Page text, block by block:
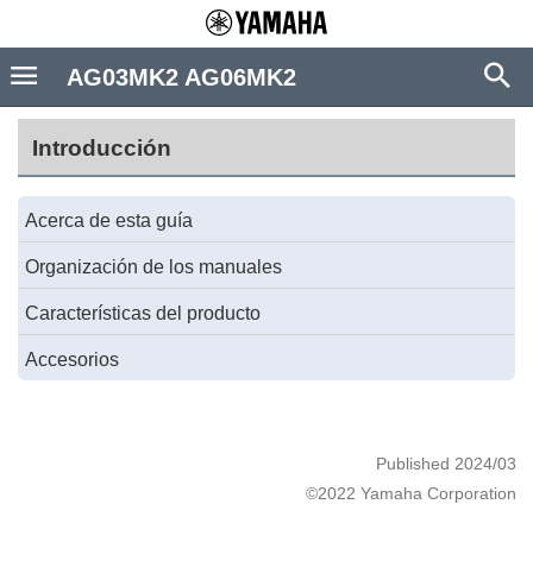
Introducción
Acerca de esta guía
Organización de los manuales
Características del producto
Accesorios
Published 2024/03
©2022 Yamaha Corporation
AG03MK2 AG06MK2